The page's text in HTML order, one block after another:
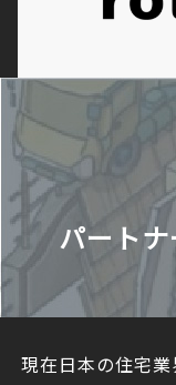
パート
現在日本の住宅